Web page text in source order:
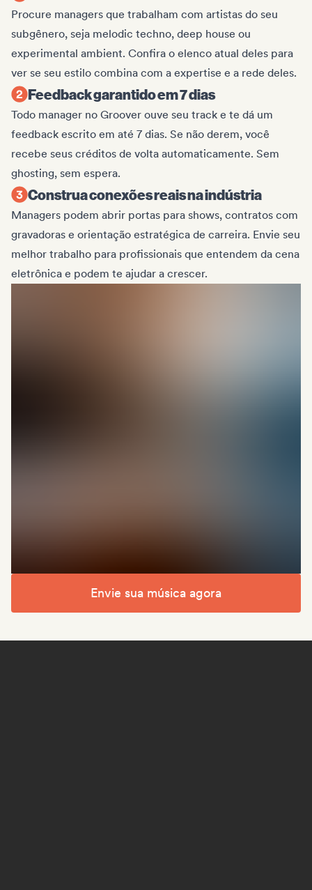
Procure managers que trabalham com artistas do seu
subgênero, seja melodic techno, deep house ou
experimental ambient. Confira o elenco atual deles para
ver se seu estilo combina com a expertise e a rede deles.
Feedback garantido em 7 dias
Todo manager no Groover ouve seu track e te dá um
feedback escrito em até 7 dias. Se não derem, você
recebe seus créditos de volta automaticamente. Sem
ghosting, sem espera.
Construa conexões reais na indústria
Managers podem abrir portas para shows, contratos com
gravadoras e orientação estratégica de carreira. Envie seu
melhor trabalho para profissionais que entendem da cena
eletrônica e podem te ajudar a crescer.
Envie sua música agora